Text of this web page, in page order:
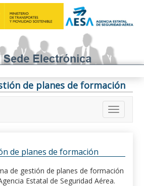
de planes de formación
de planes de formación
de gestión de planes de formación
Estatal de Seguridad Aérea.